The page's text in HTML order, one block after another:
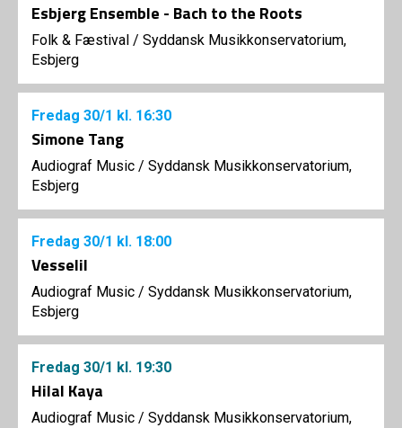
Esbjerg Ensemble - Bach to the Roots
Folk & Fæstival / Syddansk Musikkonservatorium,
Esbjerg
Fredag 30/1 kl. 16:30
Simone Tang
Audiograf Music / Syddansk Musikkonservatorium,
Esbjerg
Fredag 30/1 kl. 18:00
Vesselil
Audiograf Music / Syddansk Musikkonservatorium,
Esbjerg
Fredag 30/1 kl. 19:30
Hilal Kaya
Audiograf Music / Syddansk Musikkonservatorium,